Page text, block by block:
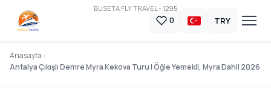
BUSETA FLY TRAVEL - 1295
0 TRY
Anasayfa
Antalya Çıkışlı Demre Myra Kekova Turu | Öğle Yemekli, Myra Dahil 2026